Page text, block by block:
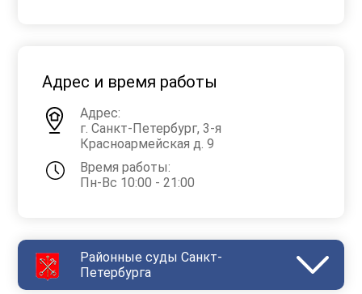
Адрес и время работы
Адрес:
г. Санкт-Петербург, 3-я
Красноармейская д. 9
Время работы:
Пн-Вс 10:00 - 21:00
Районные суды Санкт-
Петербурга